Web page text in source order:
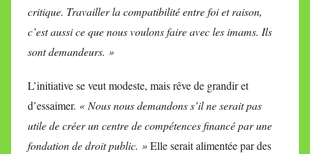
critique. Travailler la compatibilité entre foi et raison,
c’est aussi ce que nous voulons faire avec les imams. Ils
sont demandeurs. »
L’initiative se veut modeste, mais rêve de grandir et
d’essaimer. « Nous nous demandons s’il ne serait pas
utile de créer un centre de compétences financé par une
fondation de droit public. »Elle serait alimentée par des